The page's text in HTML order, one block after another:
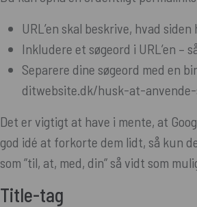
URL’en skal beskrive, hvad siden
Inkludere et søgeord i URL’en
Separere dine søgeord med en
ditwebsite.dk/husk-at-anvende-
Det er vigtigt at have i mente, at
god idé at forkorte dem lidt, så kun
som ”til, at, med, din” så vidt som
Title-tag